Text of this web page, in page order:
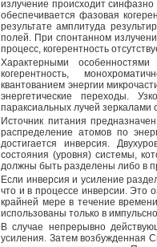
излучение происходит
обеспечивается фазовая
результате амплитуда
полей. При спонтанном
процесс, когерентность
Характерными
когерентность,
квантованием энергии
энергетические переходы.
параксиальных лучей зеркалами
Источник питания
распределение атомов по
достигается инверсия.
состояния (уровня) системы,
должны быть разделены либо в
Если инверсия и усиление
что и в процессе инверсии. Это
крайней мере в течение
использованы только в
В случае непрерывно
усиления. Затем возбужденная